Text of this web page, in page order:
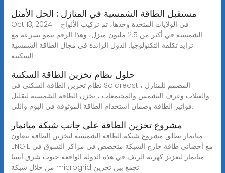
مستقبل الطاقة الشمسية في المنازل : الحل الأمثل
Oct 13, 2024 · في الولايات المتحدة وحدها، تم تركيب الألواح
الشمسية في أكثر من 2.5 مليون منزل، وهذا الرقم ينمو بسرعة مع
تزايد تكلفة التكنولوجيا. الدول الرائدة في مجال الطاقة الشمسية
السكنية
حلول نظام تخزين الطاقة السكنية
نظام تخزين الطاقة السكني في Solareast ، المصمم للمنازل
والفيلات وغرف التشمس والمجتمعات ، يخزن الطاقة الشمسية لتقليل
فواتير الطاقة وضمان استخدام الطاقة الموثوقة في اليوم واللي.
مشروع تخزين الطاقة على جانب شبكة ميانمار
ميانمار تطلق مشروع شبكة الطاقة الشمسية لتخزين الطاقة تتعاون
ENGIE مع أخصائي طاقة خارج الشبكة متخصص في مراكز التسوق في
ميانمار لتعزيز كهربة الريف في هذه الدولة الواقعة جنوب شرق آسيا
من خلال شبكة microgrid تجمع بين تخزين